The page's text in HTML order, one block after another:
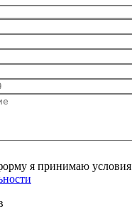
я принимаю условия